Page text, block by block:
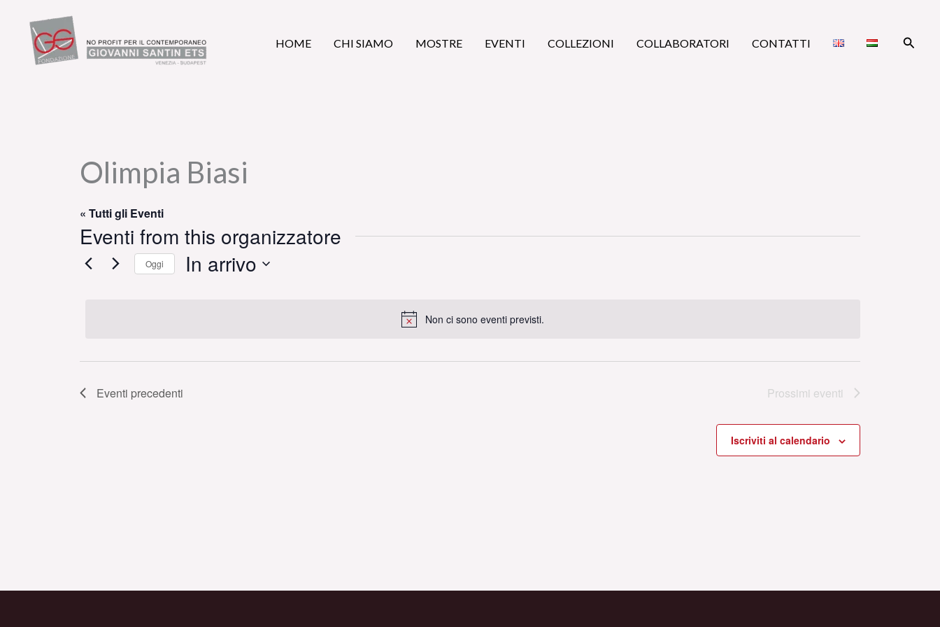
contenuto
HOME CHI SIAMO MOSTRE EVENTI COLLEZIONI COLLABORATORI CONTATTI Cerca
Olimpia Biasi
« Tutti gli Eventi
Eventi from this organizzatore
Notice
Non ci sono eventi previsti.
Oggi In arrivo
Eventi precedenti Prossimi eventi
Iscriviti al calendario